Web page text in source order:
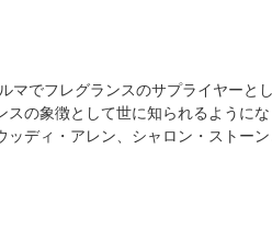
マでフレグランスのサプライヤー
の象徴として世に知られるように
ディ・アレン、シャロン・ストー